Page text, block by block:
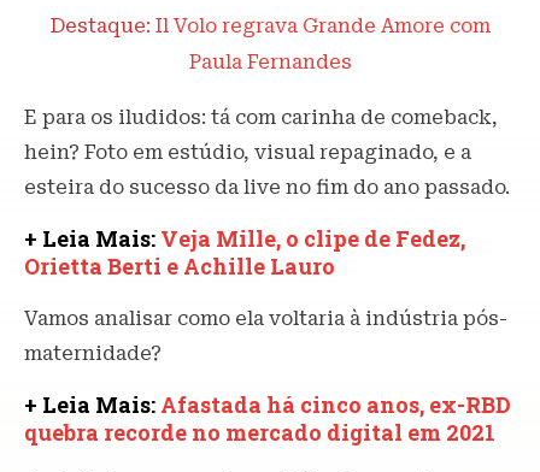
Destaque: Il Volo regrava Grande Amore com
Paula Fernandes
E para os iludidos: tá com carinha de comeback,
hein? Foto em estúdio, visual repaginado, e a
esteira do sucesso da live no fim do ano passado.
+ Leia Mais: Veja Mille, o clipe de Fedez,
Orietta Berti e Achille Lauro
Vamos analisar como ela voltaria à indústria pós-
maternidade?
+ Leia Mais: Afastada há cinco anos, ex-RBD
quebra recorde no mercado digital em 2021